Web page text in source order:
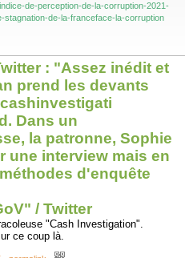
un ministère, mais d'appuyer
intègre un fonds
de-perception-de-la-corruption-2021-
de-la-franceface-la-corruption
: "Assez inédit et
prend les devants
Dans un
la patronne, Sophie
une interview mais en
d'enquête
/ Twitter
"Cash Investigation".
ce coup là.